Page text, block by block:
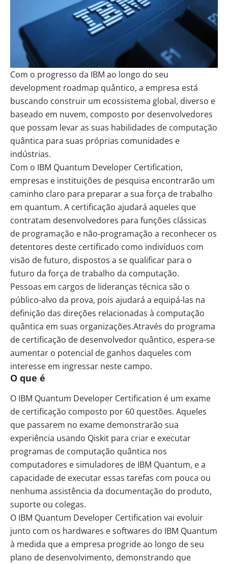
Com o progresso da IBM ao longo do seu
development roadmap quântico, a empresa está
buscando construir um ecossistema global, diverso e
baseado em nuvem, composto por desenvolvedores
que possam levar as suas habilidades de computação
quântica para suas próprias comunidades e
indústrias.
Com o IBM Quantum Developer Certification,
empresas e instituições de pesquisa encontrarão um
caminho claro para preparar a sua força de trabalho
em quantum. A certificação ajudará aqueles que
contratam desenvolvedores para funções clássicas
de programação e não-programação a reconhecer os
detentores deste certificado como indivíduos com
visão de futuro, dispostos a se qualificar para o
futuro da força de trabalho da computação.
Pessoas em cargos de lideranças técnica são o
público-alvo da prova, pois ajudará a equipá-las na
definição das direções relacionadas à computação
quântica em suas organizações.Através do programa
de certificação de desenvolvedor quântico, espera-se
aumentar o potencial de ganhos daqueles com
interesse em ingressar neste campo.
O que é
O IBM Quantum Developer Certification é um exame
de certificação composto por 60 questões. Aqueles
que passarem no exame demonstrarão sua
experiência usando Qiskit para criar e executar
programas de computação quântica nos
computadores e simuladores de IBM Quantum, e a
capacidade de executar essas tarefas com pouca ou
nenhuma assistência da documentação do produto,
suporte ou colegas.
O IBM Quantum Developer Certification vai evoluir
junto com os hardwares e softwares do IBM Quantum
à medida que a empresa progride ao longo de seu
plano de desenvolvimento, demonstrando que